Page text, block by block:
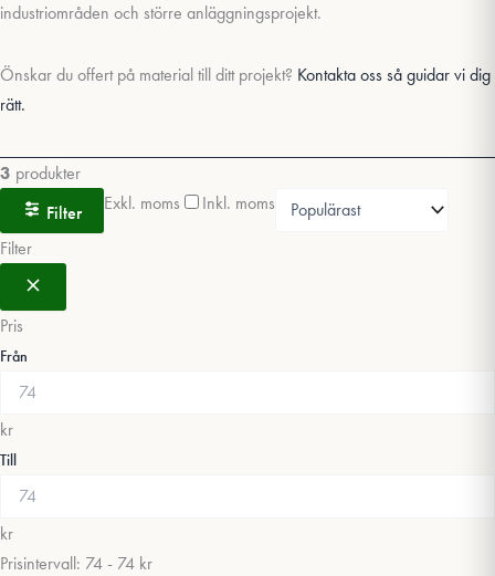
industriområden och större anläggningsprojekt.
Önskar du offert på material till ditt projekt? Kontakta oss så guidar vi dig
rätt.
3 produkter
Filter
Exkl. moms
Inkl. moms
Filter
Pris
Från
kr
Till
kr
Prisintervall: 74 - 74 kr